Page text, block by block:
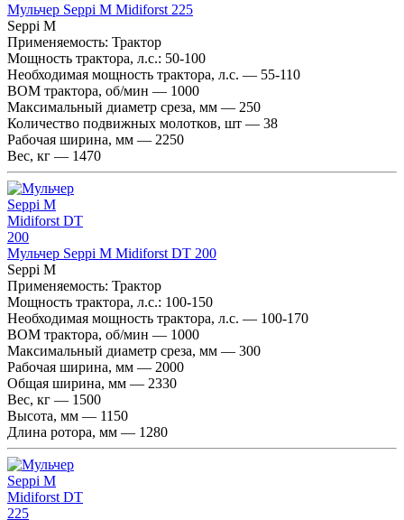
Мульчер Seppi M Midiforst 225
Seppi M
Применяемость: Трактор
Мощность трактора, л.с.: 50-100
Необходимая мощность трактора, л.с. — 55-110
ВОМ трактора, об/мин — 1000
Максимальный диаметр среза, мм — 250
Количество подвижных молотков, шт — 38
Рабочая ширина, мм — 2250
Вес, кг — 1470
Мульчер Seppi M Midiforst DT 200
Seppi M
Применяемость: Трактор
Мощность трактора, л.с.: 100-150
Необходимая мощность трактора, л.с. — 100-170
ВОМ трактора, об/мин — 1000
Максимальный диаметр среза, мм — 300
Рабочая ширина, мм — 2000
Общая ширина, мм — 2330
Вес, кг — 1500
Высота, мм — 1150
Длина ротора, мм — 1280